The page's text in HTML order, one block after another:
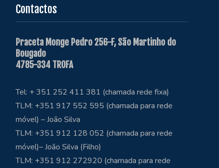
Contactos
Praceta Monge Pedro 256-F, São Martinho do
Bougado
4785-334 TROFA
Tel: + 351 252 411 381 (chamada rede fixa)
TLM: +351 917 552 595 (chamada para rede
móvel) – João Silva
TLM: +351 912 128 052 (chamada para rede
móvel)– João Silva (Filho)
TLM: +351 912 272920 (chamada para rede